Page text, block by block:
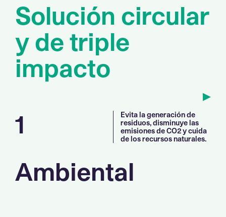
Solución circular
y de triple
impacto
1
Evita la generación de
residuos, disminuye las
emisiones de CO2 y cuida
de los recursos naturales.
Ambiental
▸